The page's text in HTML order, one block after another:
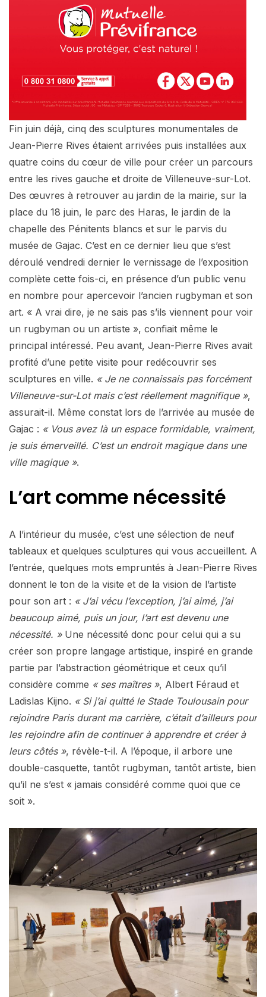
Fin juin déjà, cinq des sculptures monumentales de
Jean-Pierre Rives étaient arrivées puis installées aux
quatre coins du cœur de ville pour créer un parcours
entre les rives gauche et droite de Villeneuve-sur-Lot.
Des œuvres à retrouver au jardin de la mairie, sur la
place du 18 juin, le parc des Haras, le jardin de la
chapelle des Pénitents blancs et sur le parvis du
musée de Gajac. C’est en ce dernier lieu que s’est
déroulé vendredi dernier le vernissage de l’exposition
complète cette fois-ci, en présence d’un public venu
en nombre pour apercevoir l’ancien rugbyman et son
art. « A vrai dire, je ne sais pas s’ils viennent pour voir
un rugbyman ou un artiste », confiait même le
principal intéressé. Peu avant, Jean-Pierre Rives avait
profité d’une petite visite pour redécouvrir ses
sculptures en ville. « Je ne connaissais pas forcément
Villeneuve-sur-Lot mais c’est réellement magnifique »,
assurait-il. Même constat lors de l’arrivée au musée de
Gajac : « Vous avez là un espace formidable, vraiment,
je suis émerveillé. C’est un endroit magique dans une
ville magique ».
L’art comme nécessité
A l’intérieur du musée, c’est une sélection de neuf
tableaux et quelques sculptures qui vous accueillent. A
l’entrée, quelques mots empruntés à Jean-Pierre Rives
donnent le ton de la visite et de la vision de l’artiste
pour son art : « J’ai vécu l’exception, j’ai aimé, j’ai
beaucoup aimé, puis un jour, l’art est devenu une
nécessité. » Une nécessité donc pour celui qui a su
créer son propre langage artistique, inspiré en grande
partie par l’abstraction géométrique et ceux qu’il
considère comme « ses maîtres », Albert Féraud et
Ladislas Kijno. « Si j’ai quitté le Stade Toulousain pour
rejoindre Paris durant ma carrière, c’était d’ailleurs pour
les rejoindre afin de continuer à apprendre et créer à
leurs côtés », révèle-t-il. A l’époque, il arbore une
double-casquette, tantôt rugbyman, tantôt artiste, bien
qu’il ne s’est « jamais considéré comme quoi que ce
soit ».